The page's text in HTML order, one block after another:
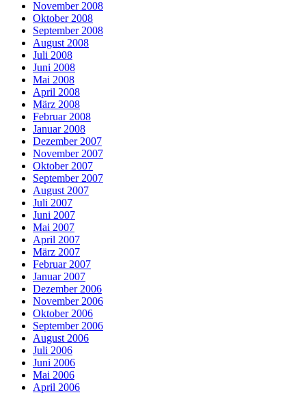
November 2008
Oktober 2008
September 2008
August 2008
Juli 2008
Juni 2008
Mai 2008
April 2008
März 2008
Februar 2008
Januar 2008
Dezember 2007
November 2007
Oktober 2007
September 2007
August 2007
Juli 2007
Juni 2007
Mai 2007
April 2007
März 2007
Februar 2007
Januar 2007
Dezember 2006
November 2006
Oktober 2006
September 2006
August 2006
Juli 2006
Juni 2006
Mai 2006
April 2006